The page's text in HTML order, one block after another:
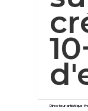
Directeur artistique